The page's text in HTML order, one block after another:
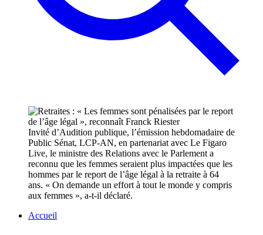
Invité d’Audition publique, l’émission hebdomadaire de
Public Sénat, LCP-AN, en partenariat avec Le Figaro
Live, le ministre des Relations avec le Parlement a
reconnu que les femmes seraient plus impactées que les
hommes par le report de l’âge légal à la retraite à 64
ans. « On demande un effort à tout le monde y compris
aux femmes », a-t-il déclaré.
Accueil